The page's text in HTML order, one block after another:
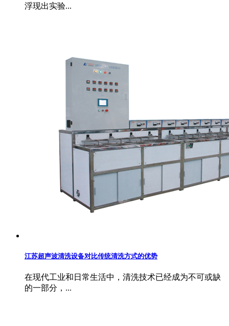
浮现出实验...
江苏超声波清洗设备对比传统清洗方式的优势
在现代工业和日常生活中，清洗技术已经成为不可或缺
的一部分，...